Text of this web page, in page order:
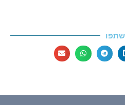
שתפו